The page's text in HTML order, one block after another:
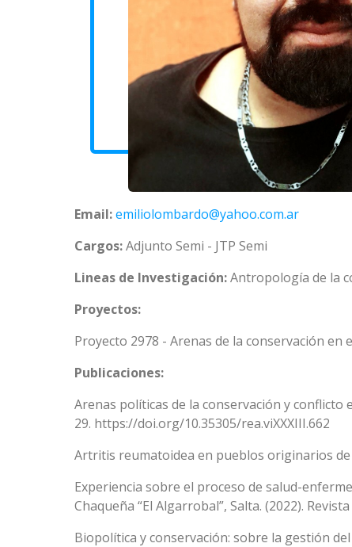
Email:emiliolombardo@yahoo.com.ar
Cargos:Adjunto Semi - JTP Semi
Lineas de Investigación:Antropología de la
Proyectos:
Proyecto 2978 - Arenas de la conservación
Publicaciones:
Arenas políticas de la conservación y conflicto
29. https://doi.org/10.35305/rea.viXXXIII.662
Artritis reumatoidea en pueblos originarios de
Experiencia sobre el proceso de salud-
Chaqueña “El Algarrobal”, Salta. (2022).
Biopolítica y conservación: sobre la gestión